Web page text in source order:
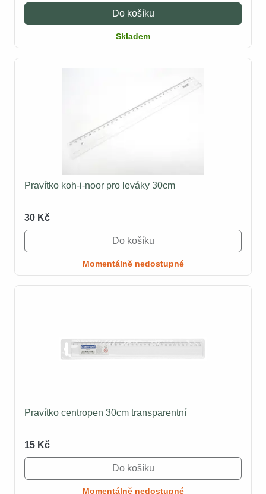
Do košíku
Skladem
Pravítko koh-i-noor pro leváky 30cm
30 Kč
Do košíku
Momentálně nedostupné
Pravítko centropen 30cm transparentní
15 Kč
Do košíku
Momentálně nedostupné